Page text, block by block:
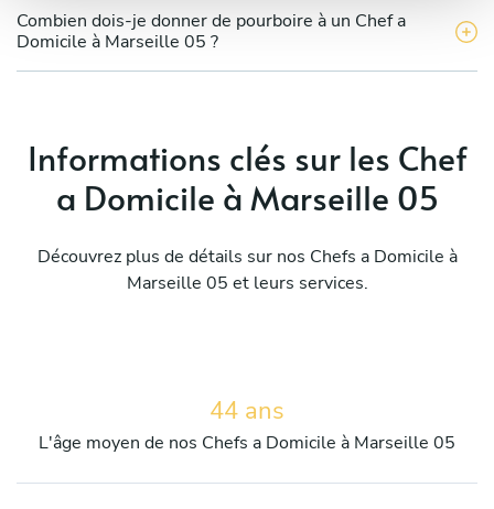
Combien dois-je donner de pourboire à un Chef a
Domicile à Marseille 05 ?
Informations clés sur les Chef
a Domicile à Marseille 05
Découvrez plus de détails sur nos Chefs a Domicile à
Marseille 05 et leurs services.
44 ans
L'âge moyen de nos Chefs a Domicile à Marseille 05